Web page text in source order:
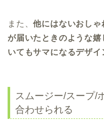
また、他にはないおしゃ
が届いたときのような
いてもサマになるデザイ
スムージー/スープ/
合わせられる